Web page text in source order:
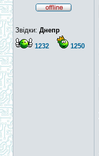
Звідки: Днепр
1232 1250